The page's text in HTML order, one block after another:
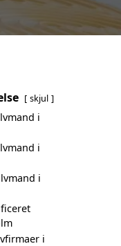
skjul
i
i
i
i